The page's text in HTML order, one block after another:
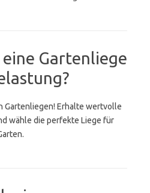
Gartenliege
Gartenliegen! Erhalte wertvolle
wähle die perfekte Liege für